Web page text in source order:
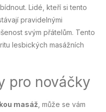
Lidé, kteří si tento
pravidelnými
svým přátelům. Tento
lesbických masážních
pro nováčky
masáž , může se vám